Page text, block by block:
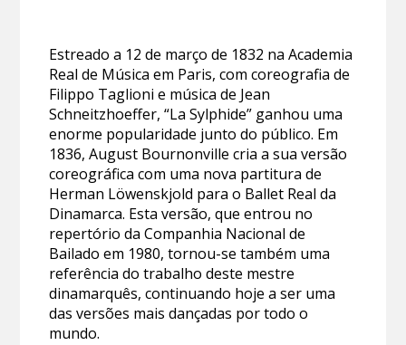
Estreado a 12 de março de 1832 na Academia
Real de Música em Paris, com coreografia de
Filippo Taglioni e música de Jean
Schneitzhoeffer, “La Sylphide” ganhou uma
enorme popularidade junto do público. Em
1836, August Bournonville cria a sua versão
coreográfica com uma nova partitura de
Herman Löwenskjold para o Ballet Real da
Dinamarca. Esta versão, que entrou no
repertório da Companhia Nacional de
Bailado em 1980, tornou-se também uma
referência do trabalho deste mestre
dinamarquês, continuando hoje a ser uma
das versões mais dançadas por todo o
mundo.